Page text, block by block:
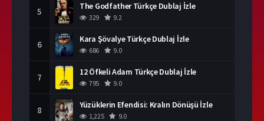
5 The Godfather Türkçe Dublaj İzle
329 9.2
6 Kara Şövalye Türkçe Dublaj İzle
686 9.0
7 12 Öfkeli Adam Türkçe Dublaj İzle
795 9.0
8 Yüzüklerin Efendisi: Kralın Dönüşü İzle
1,225 9.0